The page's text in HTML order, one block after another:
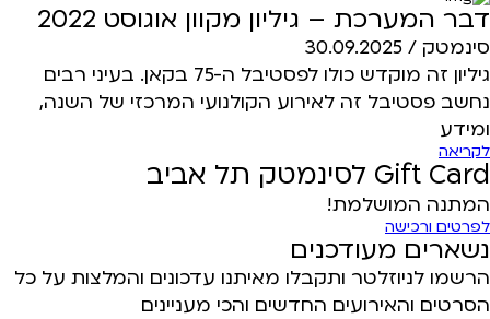
דבר המערכת – גיליון מקוון אוגוסט 2022
סינמטק / 30.09.2025
גיליון זה מוקדש כולו לפסטיבל ה-75 בקאן. בעיני רבים
נחשב פסטיבל זה לאירוע הקולנועי המרכזי של השנה,
ומידע
לקריאה
Gift Card לסינמטק תל אביב
המתנה המושלמת!
לפרטים ורכישה
נשארים מעודכנים
הרשמו לניוזלטר ותקבלו מאיתנו עדכונים והמלצות על כל
הסרטים והאירועים החדשים והכי מעניינים